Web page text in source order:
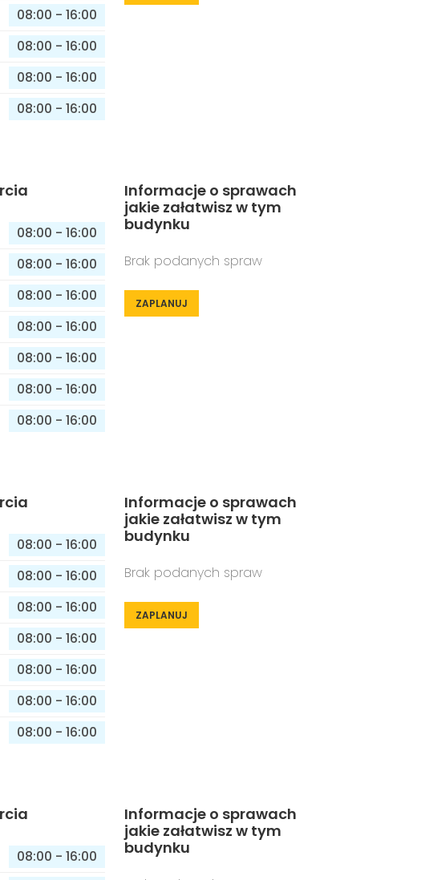
08:00 - 16:00
08:00 - 16:00
08:00 - 16:00
08:00 - 16:00
08:00 - 16:00
08:00 - 16:00
08:00 - 16:00
08:00 - 16:00
08:00 - 16:00
08:00 - 16:00
08:00 - 16:00
Informacje o sprawach
jakie załatwisz w tym
budynku
Brak podanych spraw
ZAPLANUJ
08:00 - 16:00
08:00 - 16:00
08:00 - 16:00
08:00 - 16:00
08:00 - 16:00
08:00 - 16:00
08:00 - 16:00
Informacje o sprawach
jakie załatwisz w tym
budynku
Brak podanych spraw
ZAPLANUJ
08:00 - 16:00
Informacje o sprawach
jakie załatwisz w tym
budynku